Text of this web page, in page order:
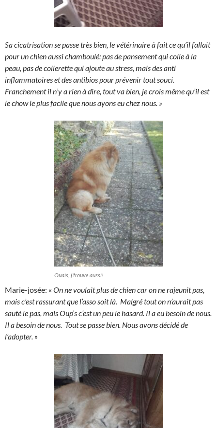
Sa cicatrisation se passe très bien, le vétérinaire à fait ce qu’il fallait
pour un chien aussi chamboulé: pas de pansement qui colle à la
peau, pas de collerette qui ajoute au stress, mais des anti
inflammatoires et des antibios pour prévenir tout souci.
Franchement il n’y a rien à dire, tout va bien, je crois même qu’il est
le chow le plus facile que nous ayons eu chez nous. »
Ouais, j’trouve aussi!
Marie-josée: « On ne voulait plus de chien car on ne rajeunit pas,
mais c’est rassurant que l’asso soit là. Malgré tout on n’aurait pas
sauté le pas, mais Oup’s c’est un peu le hasard. Il a eu besoin de nous.
Il a besoin de nous. Tout se passe bien. Nous avons décidé de
l’adopter. »